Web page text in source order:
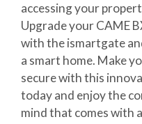
accessing your
Upgrade your CAME
with the ismartgate
a smart home. Make
secure with this
today and enjoy the
mind that comes with